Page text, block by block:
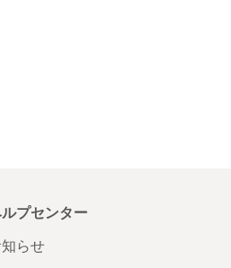
プセンター
らせ